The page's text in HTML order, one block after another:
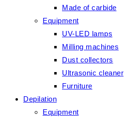
Made of carbide
Equipment
UV-LED lamps
Milling machines
Dust collectors
Ultrasonic cleaner
Furniture
Depilation
Equipment